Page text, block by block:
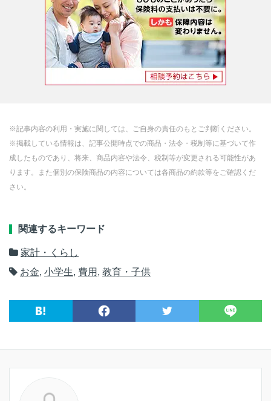
※記事内容の利用・実施に関しては、ご自身の責任のもとご判断ください。
※掲載している情報は、記事公開時点での商品・法令・税制等に基づいて作
成したものであり、将来、商品内容や法令、税制等が変更される可能性があ
ります。また個別の保険商品の内容については各商品の約款等をご確認くだ
さい。
関連するキーワード
家計・くらし
お金, 小学生, 費用 , 教育・子供